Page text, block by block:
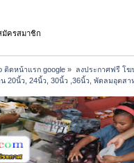
มัครสมาชิก
ติดหน้าแรก google » ลงประกาศฟรี โ
20นิ้ว, 24นิ้ว, 30นิ้ว ,36นิ้ว, พัดลมอุตสา